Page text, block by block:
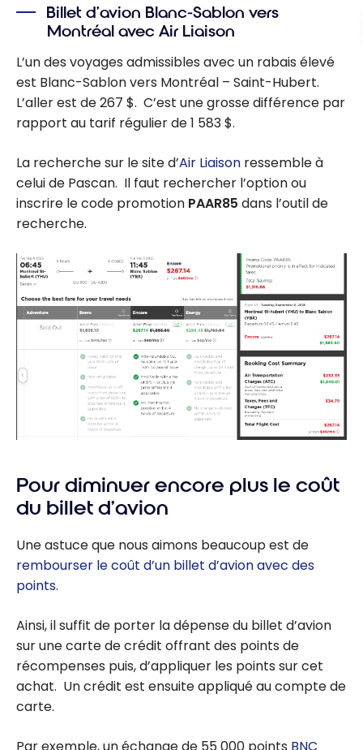
Billet d’avion Blanc-Sablon vers
Montréal avec Air Liaison
L’un des voyages admissibles avec un rabais élevé
est Blanc-Sablon vers Montréal – Saint-Hubert.
L’aller est de 267 $. C’est une grosse différence par
rapport au tarif régulier de 1 583 $.
La recherche sur le site d’Air Liaison ressemble à
celui de Pascan. Il faut rechercher l’option ou
inscrire le code promotion PAAR85 dans l’outil de
recherche.
Pour diminuer encore plus le coût
du billet d’avion
Une astuce que nous aimons beaucoup est de
rembourser le coût d’un billet d’avion avec des
points.
Ainsi, il suffit de porter la dépense du billet d’avion
sur une carte de crédit offrant des points de
récompenses puis, d’appliquer les points sur cet
achat. Un crédit est ensuite appliqué au compte de
carte.